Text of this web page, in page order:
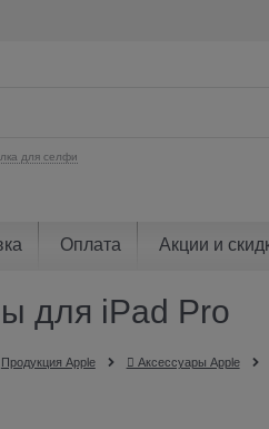
для селфи
Оплата Акции и
для iPad Pro
Продукция Apple  Аксессуары Apple